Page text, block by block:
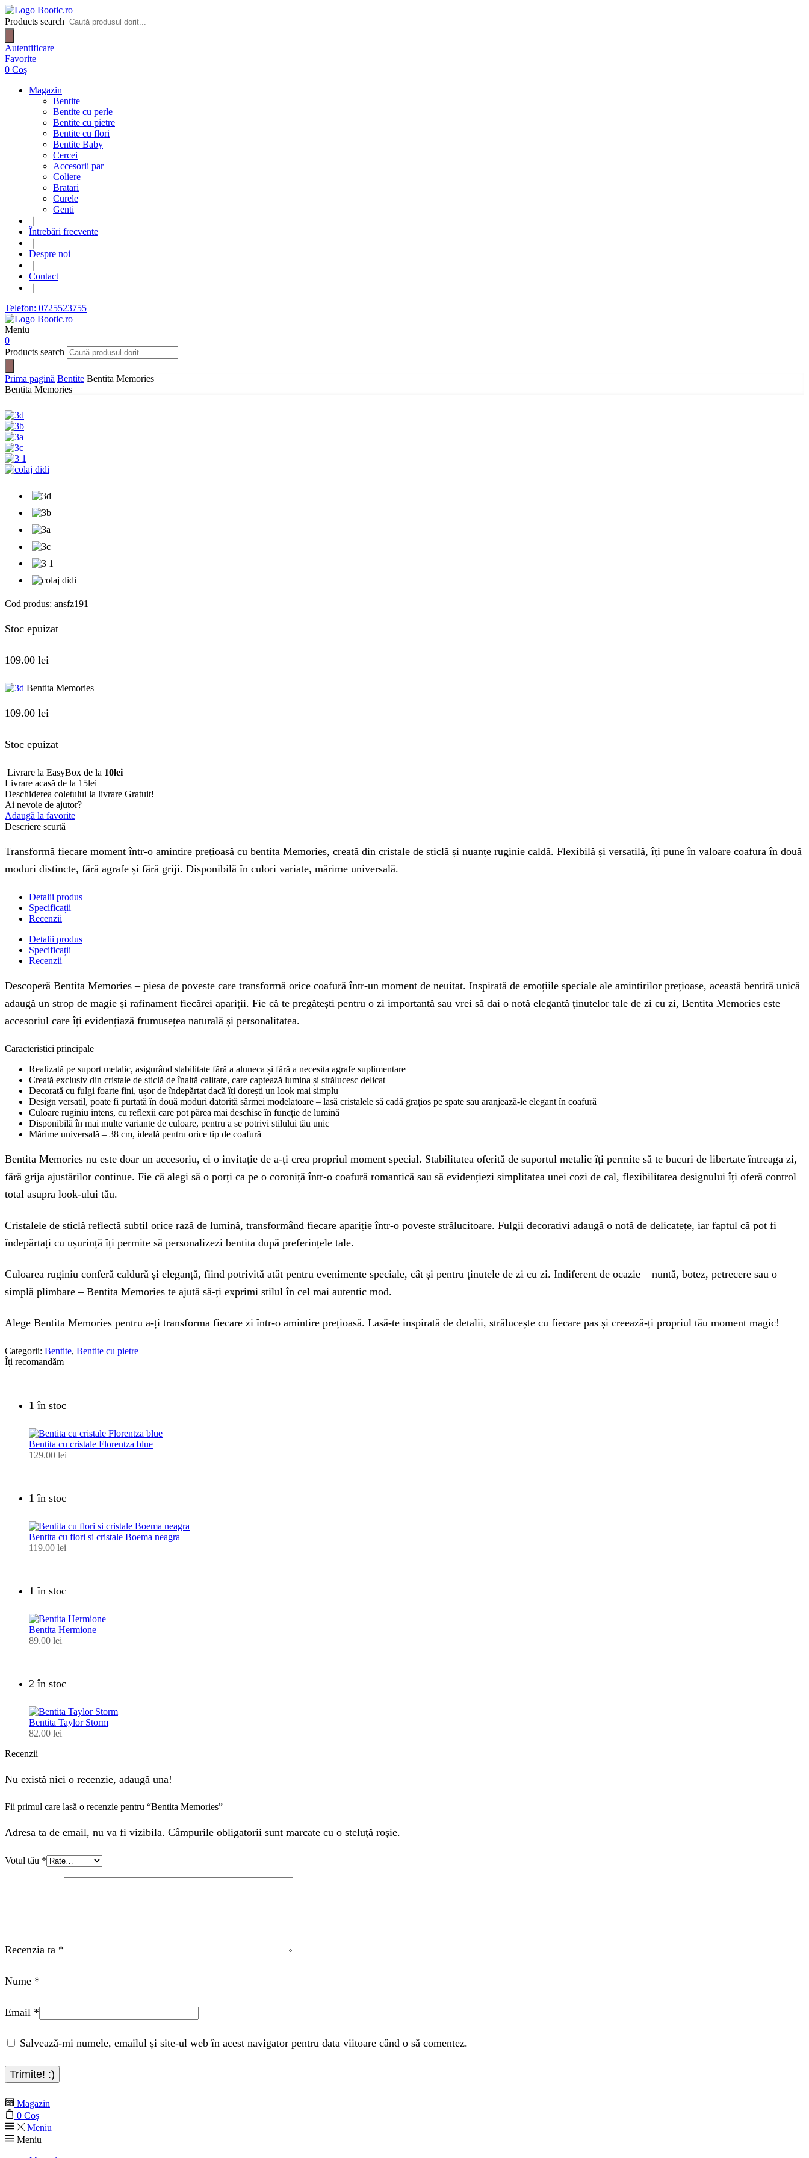
Products search
Autentificare
Favorite
0 Coș
Magazin
Bentite
Bentite cu perle
Bentite cu pietre
Bentite cu flori
Bentite Baby
Cercei
Accesorii par
Coliere
Bratari
Curele
Genti
Întrebări frecvente
Despre noi
Contact
Telefon: 0725523755
Meniu
0
Products search
Prima pagină Bentite Bentita Memories
Bentita Memories
Cod produs: ansfz191
Stoc epuizat
109.00 lei
Bentita Memories
109.00 lei
Stoc epuizat
Livrare la EasyBox de la 10lei
Livrare acasă de la 15lei
Deschiderea coletului la livrare Gratuit!
Ai nevoie de ajutor?
Adaugă la favorite
Descriere scurtă
Transformă fiecare moment într-o amintire prețioasă cu bentita Memories, creată din cristale de sticlă și nuanțe ruginie caldă. Flexibilă și versatilă, îți pune în valoare coafura în două
moduri distincte, fără agrafe și fără griji. Disponibilă în culori variate, mărime universală.
Detalii produs
Specificații
Recenzii
Detalii produs
Specificații
Recenzii
Descoperă Bentita Memories – piesa de poveste care transformă orice coafură într-un moment de neuitat. Inspirată de emoțiile speciale ale amintirilor prețioase, această bentită unică
adaugă un strop de magie și rafinament fiecărei apariții. Fie că te pregătești pentru o zi importantă sau vrei să dai o notă elegantă ținutelor tale de zi cu zi, Bentita Memories este
accesoriul care îți evidențiază frumusețea naturală și personalitatea.
Caracteristici principale
Realizată pe suport metalic, asigurând stabilitate fără a aluneca și fără a necesita agrafe suplimentare
Creată exclusiv din cristale de sticlă de înaltă calitate, care captează lumina și strălucesc delicat
Decorată cu fulgi foarte fini, ușor de îndepărtat dacă îți dorești un look mai simplu
Design versatil, poate fi purtată în două moduri datorită sârmei modelatoare – lasă cristalele să cadă grațios pe spate sau aranjează-le elegant în coafură
Culoare ruginiu intens, cu reflexii care pot părea mai deschise în funcție de lumină
Disponibilă în mai multe variante de culoare, pentru a se potrivi stilului tău unic
Mărime universală – 38 cm, ideală pentru orice tip de coafură
Bentita Memories nu este doar un accesoriu, ci o invitație de a-ți crea propriul moment special. Stabilitatea oferită de suportul metalic îți permite să te bucuri de libertate întreaga zi,
fără grija ajustărilor continue. Fie că alegi să o porți ca pe o coroniță într-o coafură romantică sau să evidențiezi simplitatea unei cozi de cal, flexibilitatea designului îți oferă control
total asupra look-ului tău.
Cristalele de sticlă reflectă subtil orice rază de lumină, transformând fiecare apariție într-o poveste strălucitoare. Fulgii decorativi adaugă o notă de delicatețe, iar faptul că pot fi
îndepărtați cu ușurință îți permite să personalizezi bentita după preferințele tale.
Culoarea ruginiu conferă caldură și eleganță, fiind potrivită atât pentru evenimente speciale, cât și pentru ținutele de zi cu zi. Indiferent de ocazie – nuntă, botez, petrecere sau o
simplă plimbare – Bentita Memories te ajută să-ți exprimi stilul în cel mai autentic mod.
Alege Bentita Memories pentru a-ți transforma fiecare zi într-o amintire prețioasă. Lasă-te inspirată de detalii, strălucește cu fiecare pas și creează-ți propriul tău moment magic!
Categorii: Bentite, Bentite cu pietre
Îți recomandăm
1 în stoc
Bentita cu cristale Florentza blue
129.00 lei
1 în stoc
Bentita cu flori si cristale Boema neagra
119.00 lei
1 în stoc
Bentita Hermione
89.00 lei
2 în stoc
Bentita Taylor Storm
82.00 lei
Recenzii
Nu există nici o recenzie, adaugă una!
Fii primul care lasă o recenzie pentru “Bentita Memories”
Adresa ta de email, nu va fi vizibila. Câmpurile obligatorii sunt marcate cu o steluță roșie.
Votul tău *
Recenzia ta *
Nume *
Email *
Salvează-mi numele, emailul și site-ul web în acest navigator pentru data viitoare când o să comentez.
Magazin
0 Coș
Meniu
Meniu